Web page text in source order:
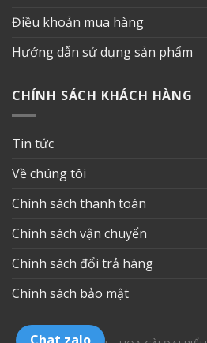
Điều khoản mua hàng
Hướng dẫn sử dụng sản phẩm
CHÍNH SÁCH KHÁCH HÀNG
Tin tức
Về chúng tôi
Chính sách thanh toán
Chính sách vận chuyển
Chính sách đổi trả hàng
Chính sách bảo mật